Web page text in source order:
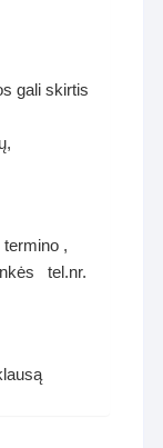
gali skirtis
,
tel.nr.